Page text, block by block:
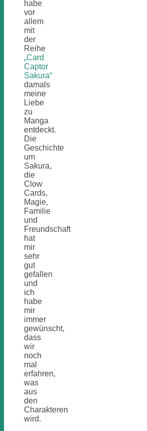
habe
vor
allem
mit
der
Reihe
„Card
Captor
Sakura“
damals
meine
Liebe
zu
Manga
entdeckt.
Die
Geschichte
um
Sakura,
die
Clow
Cards,
Magie,
Familie
und
Freundschaft
hat
mir
sehr
gut
gefallen
und
ich
habe
mir
immer
gewünscht,
dass
wir
noch
mal
erfahren,
was
aus
den
Charakteren
wird.